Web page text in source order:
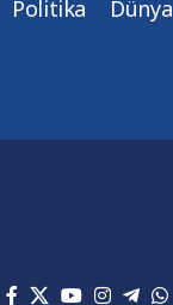
Politika Dünya